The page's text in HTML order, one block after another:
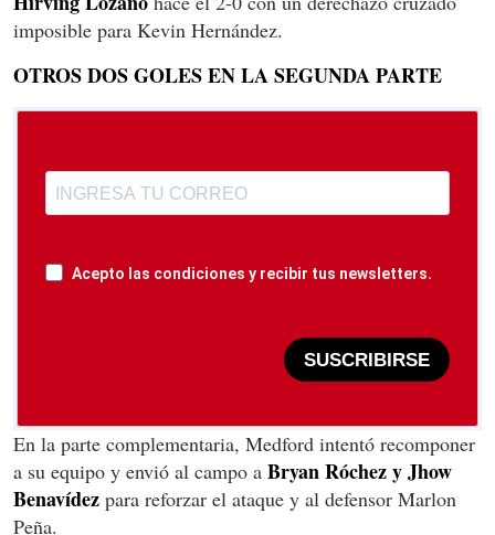
imposible para Kevin Hernández.
OTROS DOS GOLES EN LA SEGUNDA PARTE
Acepto las condiciones y recibir tus newsletters.
SUSCRIBIRSE
En la parte complementaria, Medford intentó recomponer
a su equipo y envió al campo a Bryan Róchez y Jhow
Benavídez para reforzar el ataque y al defensor Marlon
Peña.